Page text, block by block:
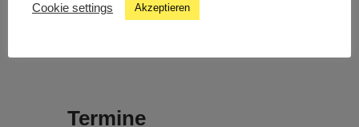
Termine
Cookie settings Akzeptieren